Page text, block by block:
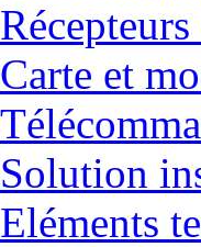
Carte et
Solution
Eléments